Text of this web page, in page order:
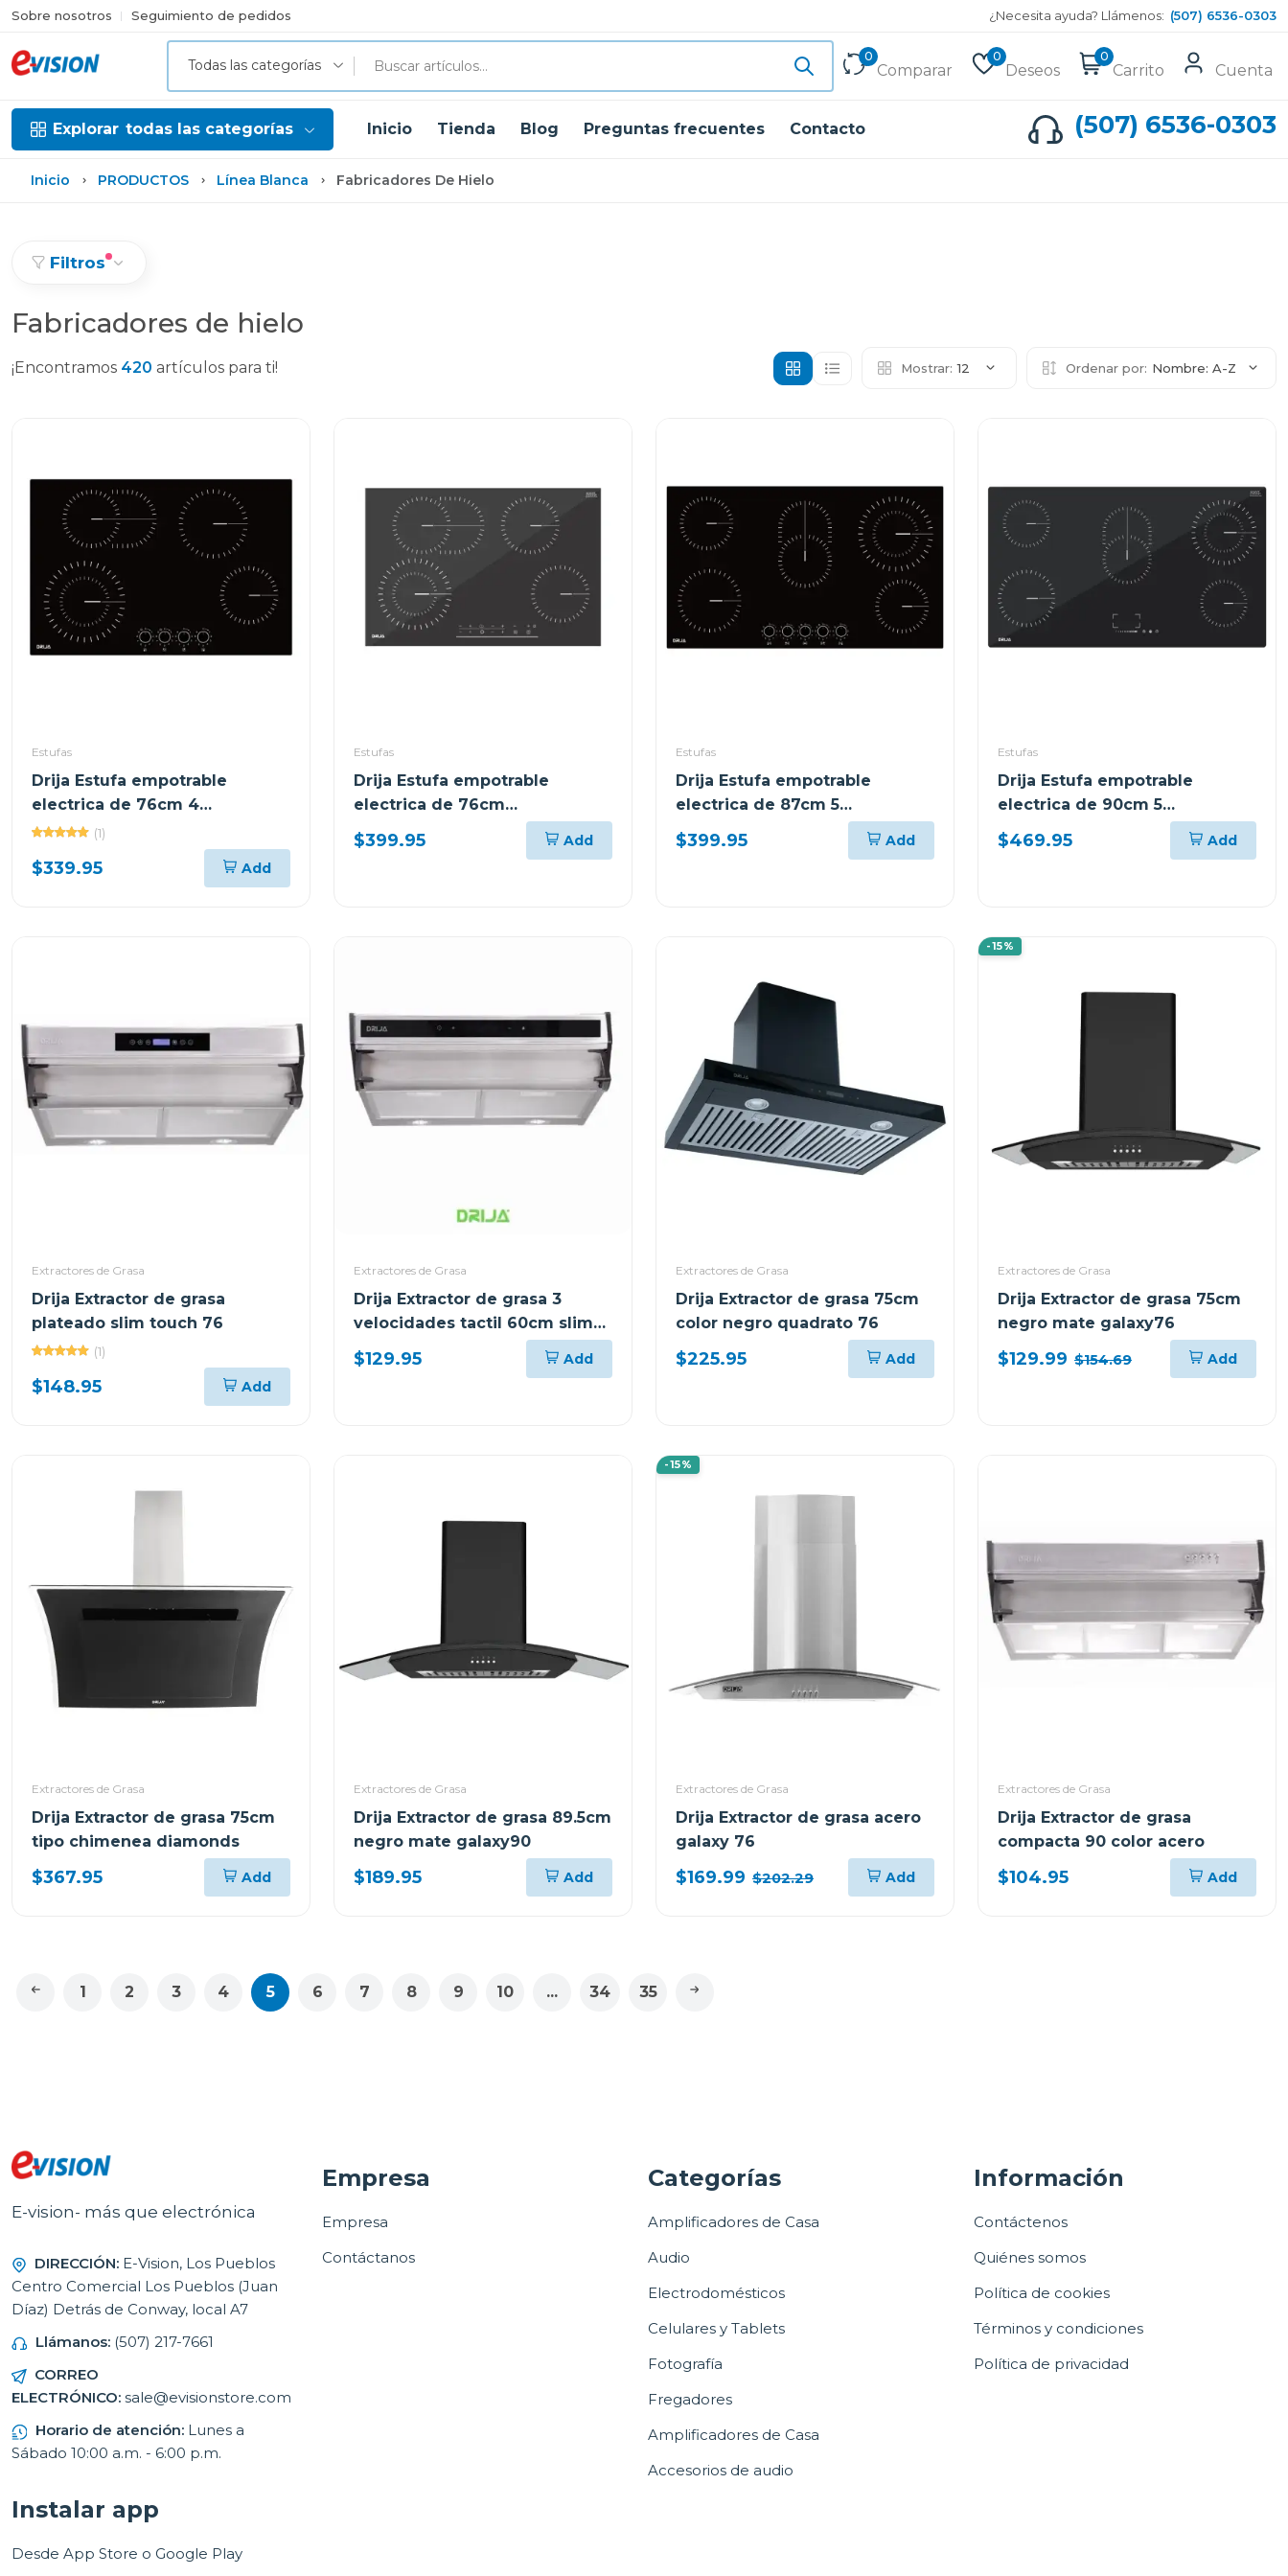
Sobre nosotros Seguimiento de pedidos ¿Necesita ayuda? Llámenos: (507) 6536-0303
Todas las categorías
0
Comparar
0
Deseos
0
Carrito Cuenta
Explorar todas las categorías Inicio Tienda Blog Preguntas frecuentes Contacto (507) 6536-0303
Inicio PRODUCTOS Línea Blanca Fabricadores De Hielo
Filtros
Fabricadores de hielo
¡Encontramos 420 artículos para ti! Mostrar: 12 Ordenar por: Nombre: A-Z
Estufas
Drija Estufa empotrable
electrica de 76cm 4
quemadores bari
(1)
$339.95 Add
Estufas
Drija Estufa empotrable
electrica de 76cm
vitrocerámica berlin76
$399.95 Add
Estufas
Drija Estufa empotrable
electrica de 87cm 5
quemadores bari
$399.95 Add
Estufas
Drija Estufa empotrable
electrica de 90cm 5
quemadores control tactil
berlin
$469.95 Add
Extractores de Grasa
Drija Extractor de grasa
plateado slim touch 76
(1)
$148.95 Add
Extractores de Grasa
Drija Extractor de grasa 3
velocidades tactil 60cm slim
touch
$129.95 Add
Extractores de Grasa
Drija Extractor de grasa 75cm
color negro quadrato 76
$225.95 Add
-15%
Extractores de Grasa
Drija Extractor de grasa 75cm
negro mate galaxy76
$129.99 $154.69 Add
Extractores de Grasa
Drija Extractor de grasa 75cm
tipo chimenea diamonds
$367.95 Add
Extractores de Grasa
Drija Extractor de grasa 89.5cm
negro mate galaxy90
$189.95 Add
-15%
Extractores de Grasa
Drija Extractor de grasa acero
galaxy 76
$169.99 $202.29 Add
Extractores de Grasa
Drija Extractor de grasa
compacta 90 color acero
$104.95 Add
1 2 3 4 5 6 7 8 9 10 ... 34 35
E-vision- más que electrónica
DIRECCIÓN: E-Vision, Los Pueblos
Centro Comercial Los Pueblos (Juan
Díaz) Detrás de Conway, local A7
Llámanos: (507) 217-7661
CORREO
ELECTRÓNICO: sale@evisionstore.com
Horario de atención: Lunes a
Sábado 10:00 a.m. - 6:00 p.m.
Empresa
Empresa
Contáctanos
Categorías
Amplificadores de Casa
Audio
Electrodomésticos
Celulares y Tablets
Fotografía
Fregadores
Amplificadores de Casa
Accesorios de audio
Información
Contáctenos
Quiénes somos
Política de cookies
Términos y condiciones
Política de privacidad
Instalar app
Desde App Store o Google Play